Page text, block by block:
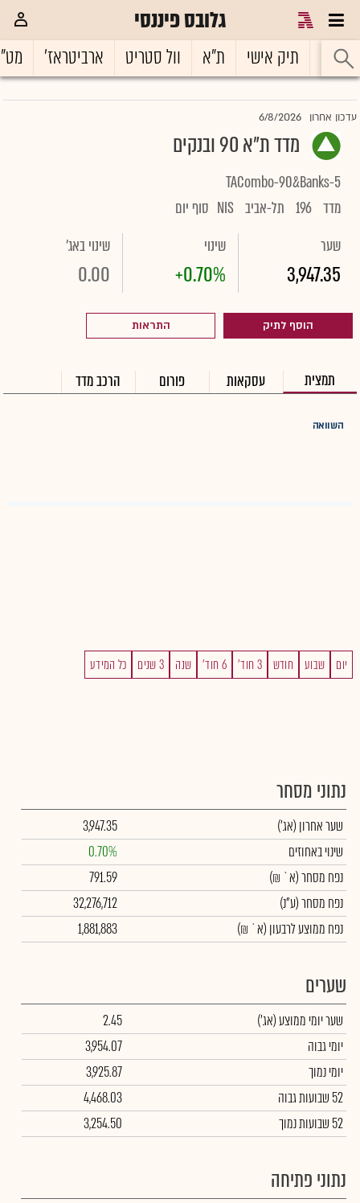
גלובס פיננסי
ראשי תיק אישי ת"א וול סטריט ארביטראז'
עדכון אחרון 6/8/2026
מדד ת"א 90 ובנקים
TACombo-90&Banks-5
מדד 196 תל-אביב NIS סוף יום
שער
3,947.35
שינוי
+0.70%
שינוי באג'
0.00
הוסף לתיק התראות
תמצית עסקאות פורום הרכב מדד
השוואה
יום שבוע חודש 3 חוד' 6 חוד' שנה 3 שנים כל המידע
נתוני מסחר
שער אחרון (אג')
3,947.35
שינוי באחוזים
0.70%
נפח מסחר(א` ₪)
791.59
נפח מסחר(ע"נ)
32,276,712
נפח ממוצע לרבעון (א` ₪)
1,881,883
שערים
שער יומי ממוצע(אג')
2.45
יומי גבוה
3,954.07
יומי נמוך
3,925.87
52 שבועות גבוה
4,468.03
52 שבועות נמוך
3,254.50
נתוני פתיחה